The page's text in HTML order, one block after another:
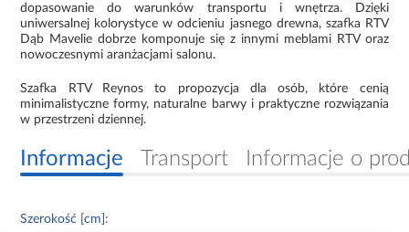
dopasowanie do warunków transportu i wnętrza. Dzięki
uniwersalnej kolorystyce w odcieniu jasnego drewna, szafka RTV
Dąb Mavelie dobrze komponuje się z innymi meblami RTV oraz
nowoczesnymi aranżacjami salonu.
Szafka RTV Reynos to propozycja dla osób, które cenią
minimalistyczne formy, naturalne barwy i praktyczne rozwiązania
w przestrzeni dziennej.
Informacje Transport Informacje o
Szerokość [cm]: